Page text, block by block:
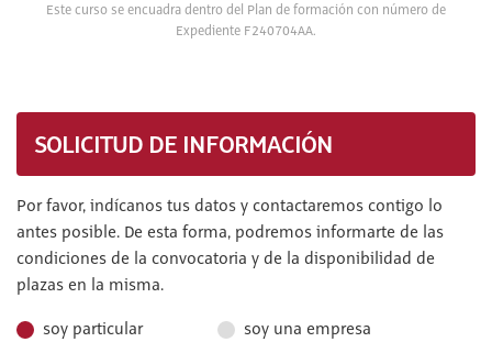
Este curso se encuadra dentro del Plan de formación con número de
Expediente F240704AA.
SOLICITUD DE INFORMACIÓN
Por favor, indícanos tus datos y contactaremos contigo lo
antes posible. De esta forma, podremos informarte de las
condiciones de la convocatoria y de la disponibilidad de
plazas en la misma.
soy particular soy una empresa